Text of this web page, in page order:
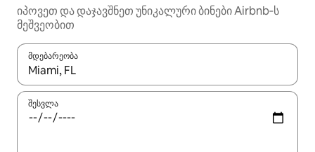
იპოვეთ და დაჯავშნეთ უნიკალური ბინები Airbnb‑ს
მეშვეობით
მდებარეობა
როცა შედეგები ხელმისაწვდომი გახდება, ნავიგაციისთვის
შესვლა